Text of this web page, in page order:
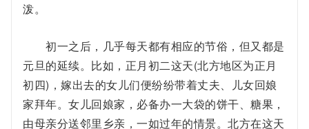
泼。
初一之后，几乎每天都有相应的节俗，但又都是
元旦的延续。比如，正月初二这天(北方地区为正月
初四)，嫁出去的女儿们便纷纷带着丈夫、儿女回娘
家拜年。女儿回娘家，必备办一大袋的饼干、糖果，
由母亲分送邻里乡亲，一如过年的情景。北方在这天